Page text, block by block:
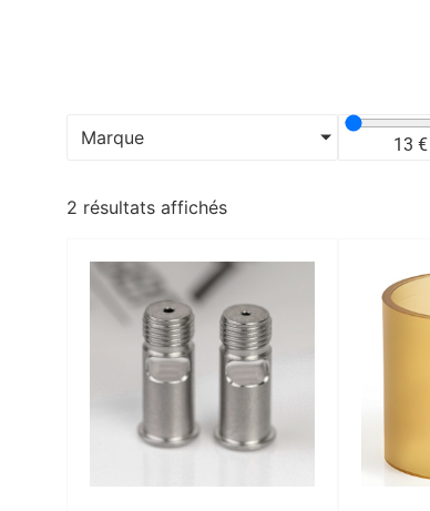
Marque 13 €
2 résultats affichés